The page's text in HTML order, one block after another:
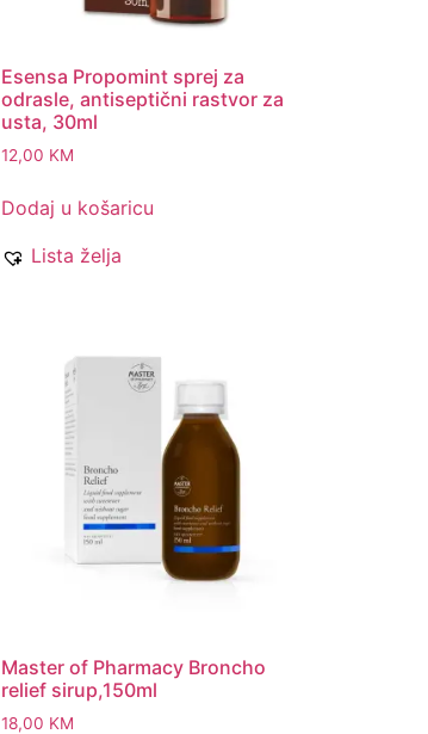
Esensa Propomint sprej za
odrasle, antiseptični rastvor za
usta, 30ml
12,00 KM
Dodaj u košaricu
Lista želja
Master of Pharmacy Broncho
relief sirup,150ml
18,00 KM